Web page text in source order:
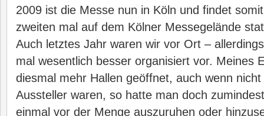
2009 ist die Messe nun in Köln und findet
zweiten mal auf dem Kölner Messegelände
Auch letztes Jahr waren wir vor Ort –
mal wesentlich besser organisiert vor. Meines
diesmal mehr Hallen geöffnet, auch wenn nicht
Aussteller waren, so hatte man doch
einmal vor der Menge auszuruhen oder